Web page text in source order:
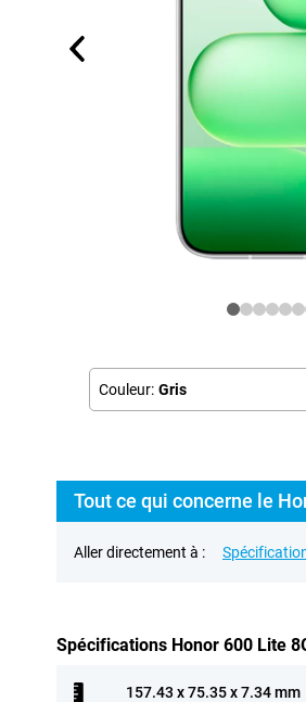
Couleur: Gris
Tout ce qui concerne le
Aller directement à :
Spécifications Honor 600 Lite
157.43 x 75.35 x 7.34 mm